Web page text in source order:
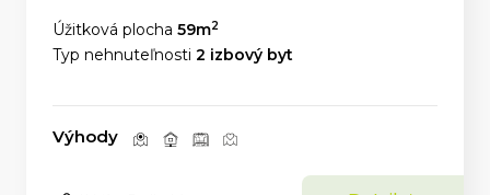
Úžitková plocha 59m2
Typ nehnuteľnosti 2 izbový byt
Výhody